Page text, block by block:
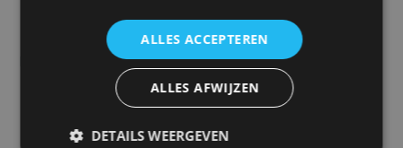
259,00
ALLES ACCEPTEREN
ALLES AFWIJZEN
DETAILS WEERGEVEN